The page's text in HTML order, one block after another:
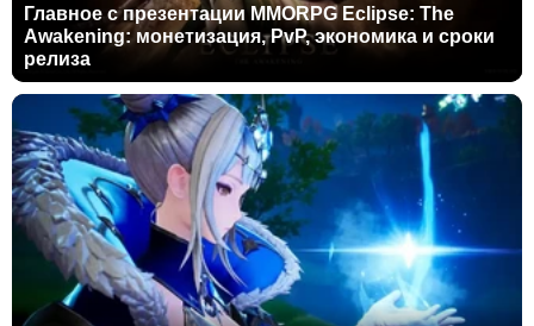
Главное с презентации MMORPG Eclipse: The
Awakening: монетизация, PvP, экономика и сроки
релиза